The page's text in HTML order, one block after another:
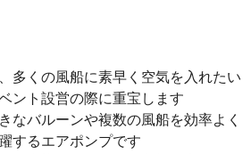
多くの風船に素早く空気を入れたい
ント設営の際に重宝します
なバルーンや複数の風船を効率よく
するエアポンプです